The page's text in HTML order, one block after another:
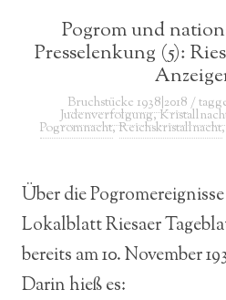
Pogrom und
Presselenkung (5):
Bruchstücke 1938|2018 /
Judenverfolgung,
Pogromnacht,Reichskristallnacht
Über die
Lokalblatt Riesaer
bereits am 10. November
Darin hieß es: